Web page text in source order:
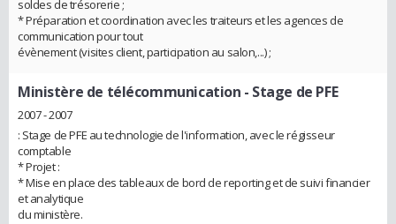
soldes de trésorerie ;
* Préparation et coordination avec les traiteurs et les agences de
communication pour tout
évènement (visites client, participation au salon,...) ;
Ministère de télécommunication - Stage de PFE
2007 - 2007
: Stage de PFE au technologie de l'information, avec le régisseur
comptable
* Projet :
* Mise en place des tableaux de bord de reporting et de suivi financier
et analytique
du ministère.